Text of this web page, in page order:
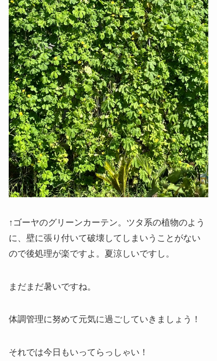
↑ゴーヤのグリーンカーテン。ツタ系の植物のよう
に、壁に張り付いて破壊してしまいうことがない
ので後処理が楽ですよ。夏涼しいですし。
まだまだ暑いですね。
体調管理に努めて元気に過ごしていきましょう！
それでは今日もいってらっしゃい！